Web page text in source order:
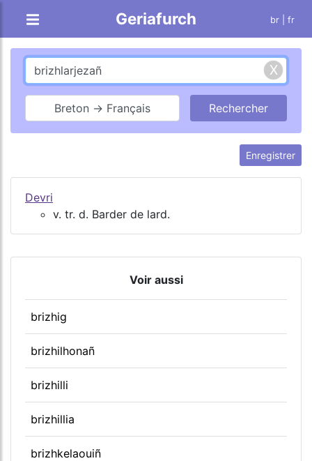
Geriafurch br | fr
Breton → Français
Enregistrer
Devri
v. tr. d. Barder de lard.
Voir aussi
brizhig
brizhilhonañ
brizhilli
brizhillia
brizhkelaouiñ